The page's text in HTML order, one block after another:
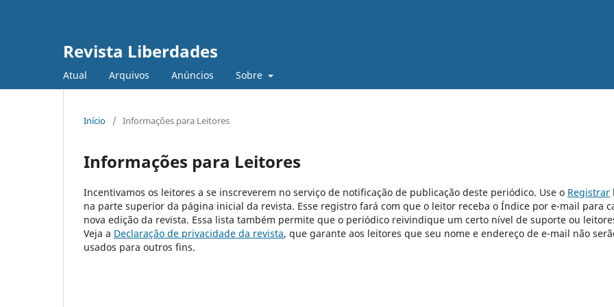
Revista Liberdades
Atual Arquivos Anúncios Sobre
Início / Informações para Leitores
Informações para Leitores
Incentivamos os leitores a se inscreverem no serviço de notificação de publicação deste periódico. Use o Registrar
na parte superior da página inicial da revista. Esse registro fará com que o leitor receba o Índice por e-mail para
nova edição da revista. Essa lista também permite que o periódico reivindique um certo nível de suporte ou
Veja a Declaração de privacidade da revista, que garante aos leitores que seu nome e endereço de e-mail não
usados para outros fins.